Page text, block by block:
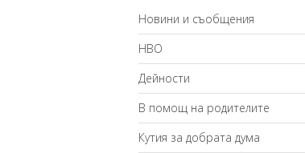
Новини и съобщения
НВО
Дейности
В помощ на родителите
Кутия за добрата дума